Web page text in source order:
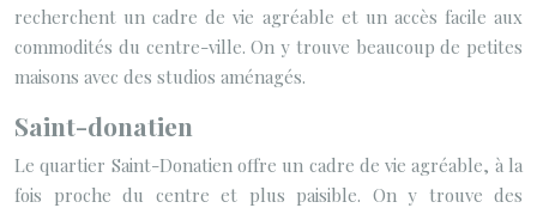
recherchent un cadre de vie agréable et un accès facile aux
commodités du centre-ville. On y trouve beaucoup de petites
maisons avec des studios aménagés.
Saint-donatien
Le quartier Saint-Donatien offre un cadre de vie agréable, à la
fois proche du centre et plus paisible. On y trouve des